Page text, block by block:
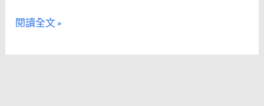
聯
誼
閱讀全文 »